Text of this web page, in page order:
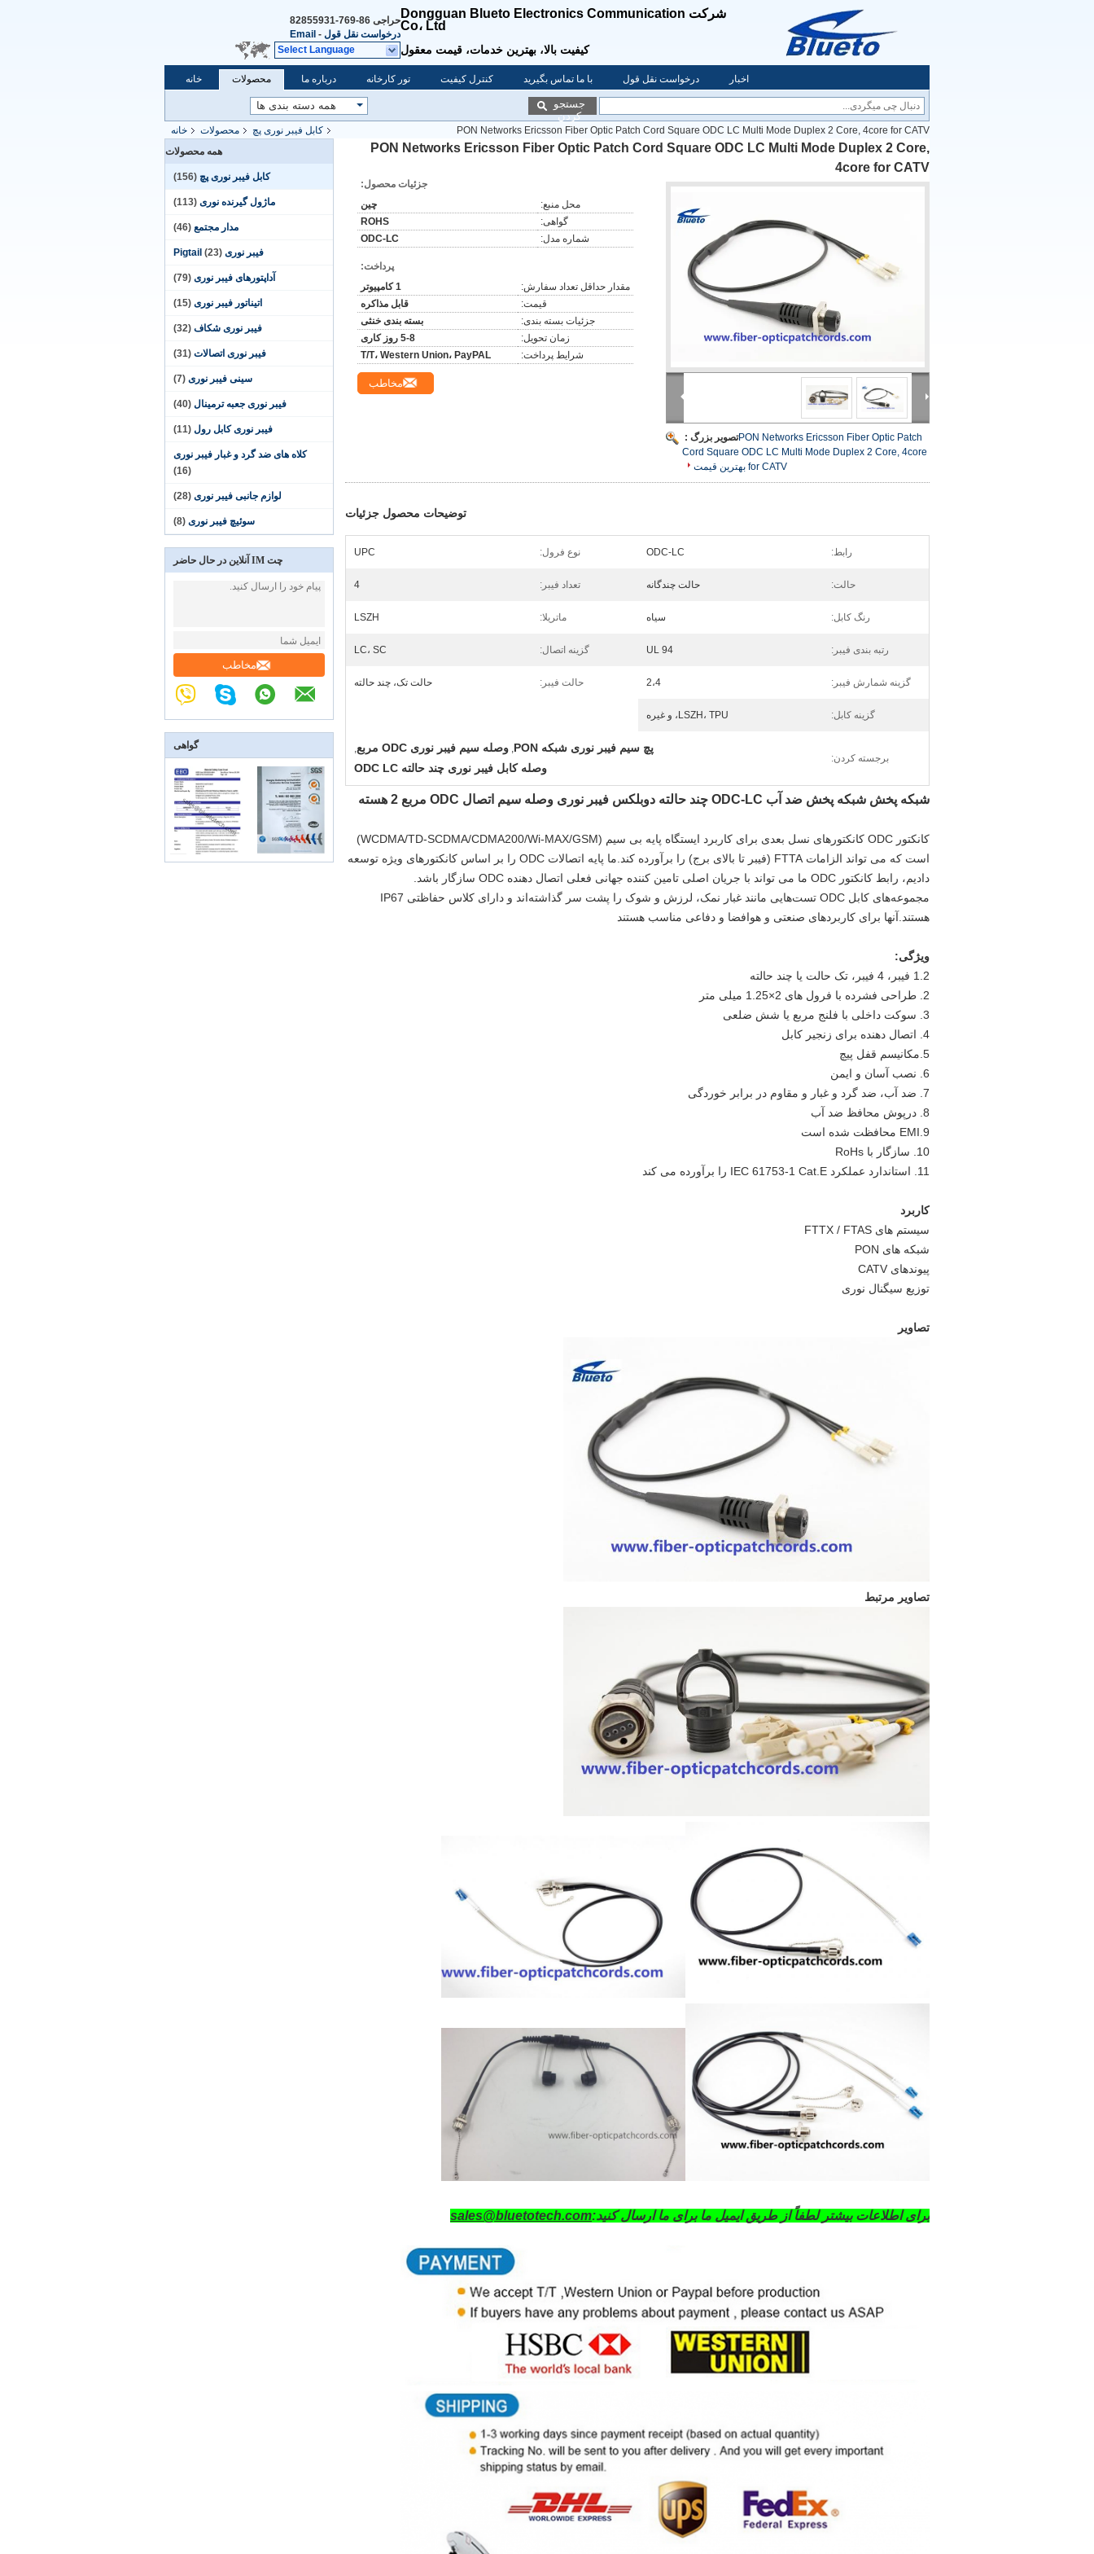
شرکت Dongguan Blueto Electronics Communication
Co، Ltd
کیفیت بالا، بهترین خدمات، قیمت معقول
حراجی 86-769-82855931
درخواست نقل قول -
Email
Select Language
خانه محصولات درباره ما تور کارخانه کنترل کیفیت با ما تماس بگیرید درخواست نقل قول اخبار
جستجو
کردن
خانه محصولات کابل فیبر نوری پچ
PON Networks Ericsson Fiber Optic Patch Cord Square ODC LC Multi Mode Duplex 2 Core, 4core for CATV
همه محصولات
کابل فیبر نوری پچ (156)
ماژول گیرنده نوری (113)
مدار مجتمع (46)
فیبر نوری Pigtail (23)
آداپتورهای فیبر نوری (79)
اتیناتور فیبر نوری (15)
فیبر نوری شکاف (32)
فیبر نوری اتصالات (31)
سینی فیبر نوری (7)
فیبر نوری جعبه ترمینال (40)
فیبر نوری کابل رول (11)
کلاه های ضد گرد و غبار فیبر نوری
(16)
لوازم جانبی فیبر نوری (28)
سوئیچ فیبر نوری (8)
چت IM آنلاین در حال حاضر
مخاطب
گواهی
PON Networks Ericsson Fiber Optic Patch Cord Square ODC LC Multi Mode Duplex 2 Core,
4core for CATV
تصویر بزرگ :PON Networks Ericsson Fiber Optic Patch
Cord Square ODC LC Multi Mode Duplex 2 Core, 4core
for CATV بهترین قیمت
جزئیات محصول:
محل منبع:
چین
گواهی:
ROHS
شماره مدل:
ODC-LC
پرداخت:
مقدار حداقل تعداد سفارش:
1 کامپیوتر
قیمت:
قابل مذاکره
جزئیات بسته بندی:
بسته بندی خنثی
زمان تحویل:
5-8 روز کاری
شرایط پرداخت:
T/T، Western Union، PayPAL
مخاطب
توضیحات محصول جزئیات
رابط: ODC-LC نوع فرول: UPC
حالت: حالت چندگانه تعداد فیبر: 4
رنگ کابل: سیاه ماتریلا: LSZH
رتبه بندی فیبر: UL 94 گزینه اتصال: LC، SC
گزینه شمارش فیبر: 2،4 حالت فیبر: حالت تک، چند حالته
گزینه کابل: LSZH، TPU، و غیره
برجسته کردن:
پچ سیم فیبر نوری شبکه PON , وصله سیم فیبر نوری ODC مربع ,
وصله کابل فیبر نوری چند حالته ODC LC
شبکه پخش شبکه پخش ضد آب ODC-LC چند حالته دوبلکس فیبر نوری وصله سیم اتصال ODC مربع 2 هسته
کانکتور ODC کانکتورهای نسل بعدی برای کاربرد ایستگاه پایه بی سیم (WCDMA/TD-SCDMA/CDMA200/Wi-MAX/GSM)
است که می تواند الزامات FTTA (فیبر تا بالای برج) را برآورده کند.ما پایه اتصالات ODC را بر اساس کانکتورهای ویژه توسعه
دادیم، رابط کانکتور ODC ما می تواند با جریان اصلی تامین کننده جهانی فعلی اتصال دهنده ODC سازگار باشد.
مجموعه‌های کابل ODC تست‌هایی مانند غبار نمک، لرزش و شوک را پشت سر گذاشته‌اند و دارای کلاس حفاظتی IP67
هستند.آنها برای کاربردهای صنعتی و هوافضا و دفاعی مناسب هستند
ویژگی:
1.2 فیبر، 4 فیبر، تک حالت یا چند حالته
2. طراحی فشرده با فرول های 2×1.25 میلی متر
3. سوکت داخلی با فلنج مربع یا شش ضلعی
4. اتصال دهنده برای زنجیر کابل
5.مکانیسم قفل پیچ
6. نصب آسان و ایمن
7. ضد آب، ضد گرد و غبار و مقاوم در برابر خوردگی
8. درپوش محافظ ضد آب
9.EMI محافظت شده است
10. سازگار با RoHs
11. استاندارد عملکرد IEC 61753-1 Cat.E را برآورده می کند
کاربرد
سیستم های FTTX / FTAS
شبکه های PON
پیوندهای CATV
توزیع سیگنال نوری
تصاویر
تصاویر مرتبط
برای اطلاعات بیشتر لطفاً از طریق ایمیل ما برای ما ارسال کنید:sales@bluetotech.com